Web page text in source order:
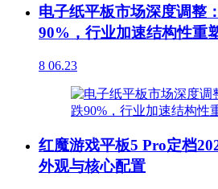
电子纸平板市场深度调整
90%，行业加速结构性重
8 06.23
红魔游戏平板5 Pro定档
外观与核心配置